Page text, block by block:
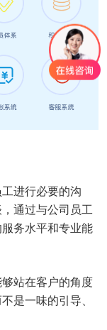
进行必要的沟
通过与公司员工
务水平和专业能
站在客户的角度
是一味的引导、